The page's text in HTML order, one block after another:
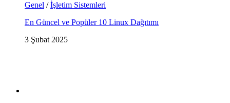
Genel /İşletim Sistemleri
En Güncel ve Popüler 10 Linux Dağıtımı
3 Şubat 2025